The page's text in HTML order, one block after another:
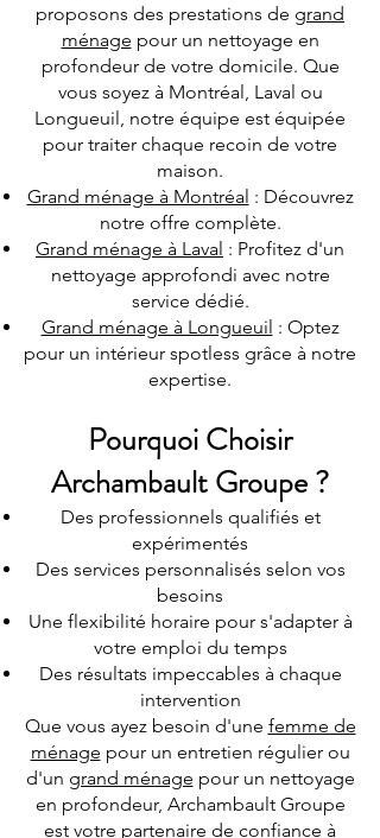
proposons des prestations de grand
ménage pour un nettoyage en
profondeur de votre domicile. Que
vous soyez à Montréal, Laval ou
Longueuil, notre équipe est équipée
pour traiter chaque recoin de votre
maison.
Grand ménage à Montréal : Découvrez
notre offre complète.
Grand ménage à Laval : Profitez d'un
nettoyage approfondi avec notre
service dédié.
Grand ménage à Longueuil : Optez
pour un intérieur spotless grâce à notre
expertise.
Pourquoi Choisir
Archambault Groupe ?
Des professionnels qualifiés et
expérimentés
Des services personnalisés selon vos
besoins
Une flexibilité horaire pour s'adapter à
votre emploi du temps
Des résultats impeccables à chaque
intervention
Que vous ayez besoin d'une femme de
ménage pour un entretien régulier ou
d'un grand ménage pour un nettoyage
en profondeur, Archambault Groupe
est votre partenaire de confiance à